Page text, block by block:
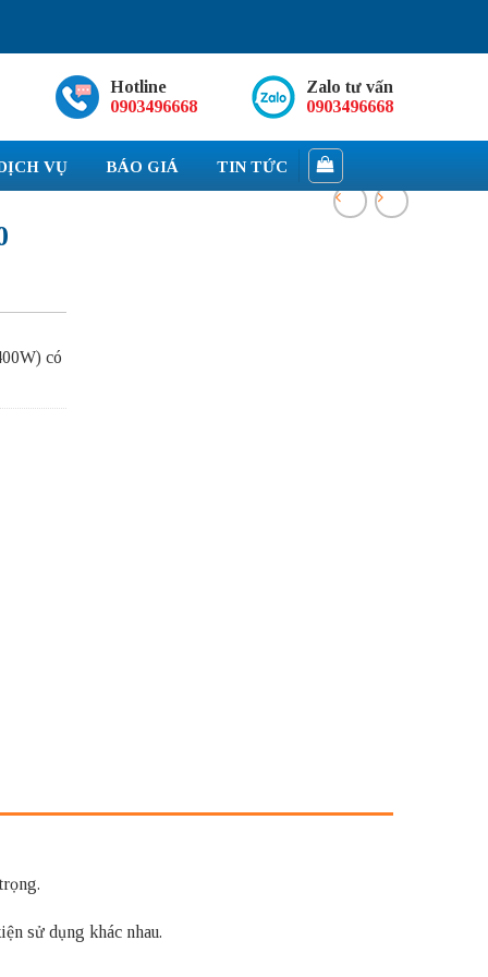
Hotline
0903496668
Zalo tư vấn
0903496668
VỤ BÁO GIÁ TIN TỨC
có
sử dụng khác nhau.